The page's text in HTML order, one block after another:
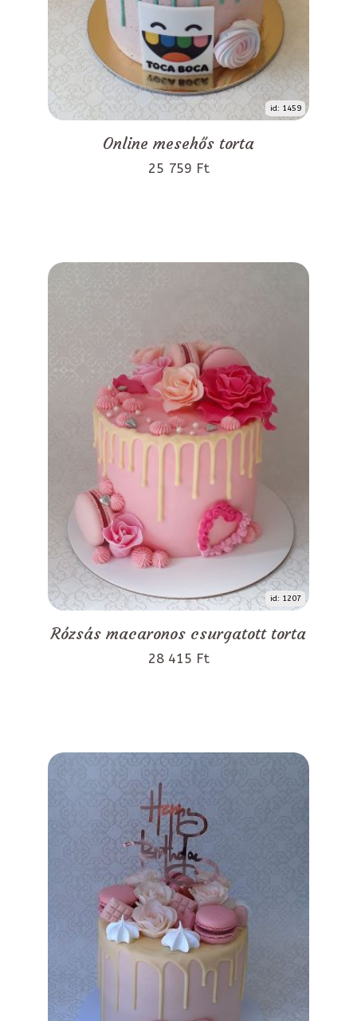
id: 1459
Online mesehős torta
25 759 Ft
id: 1207
Rózsás macaronos csurgatott torta
28 415 Ft